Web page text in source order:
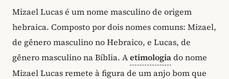
Mizael Lucas é um nome masculino de origem
hebraica. Composto por dois nomes comuns: Mizael,
de gênero masculino no Hebraico, e Lucas, de
gênero masculino na Bíblia. Aetimologiado nome
Mizael Lucas remete à figura de um anjo bom que